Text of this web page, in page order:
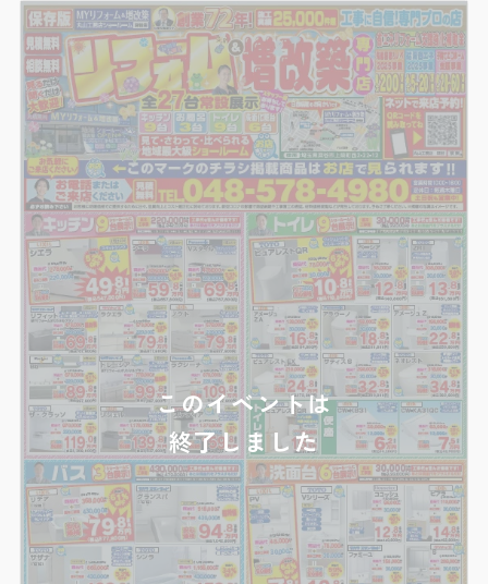
風呂リフォーム/トイレリフォーム/洗面化粧台
リフォーム/給湯器交換/屋根・外壁リフォーム/
住宅省エネ2025キャンペーン/子育てグリーン
支援事業/先進的窓リノベ2025事業
このイベントは
終了しました